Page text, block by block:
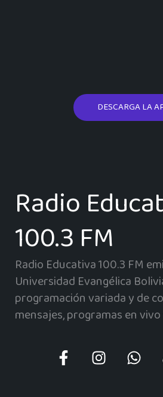
DESCARGA LA
Radio
100.3 FM
Radio Educativa 100.3 FM
Universidad Evangélica
programación variada y de
mensajes, programas en
F
a
I
n
W
h